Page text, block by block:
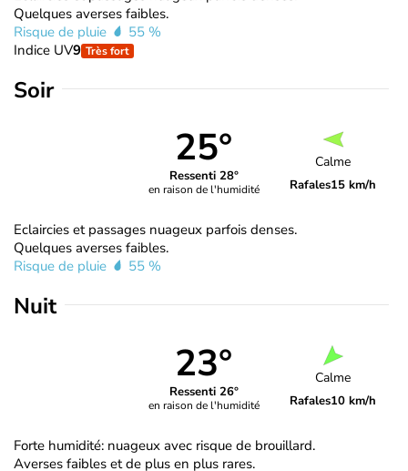
Quelques averses faibles.
Risque de pluie
55 %
Indice UV9 Très fort
Soir
25°
Ressenti 28°
en raison de l'humidité
Calme
Rafales15 km/h
Eclaircies et passages nuageux parfois denses.
Quelques averses faibles.
Risque de pluie
55 %
Nuit
23°
Ressenti 26°
en raison de l'humidité
Calme
Rafales10 km/h
Forte humidité: nuageux avec risque de brouillard.
Averses faibles et de plus en plus rares.